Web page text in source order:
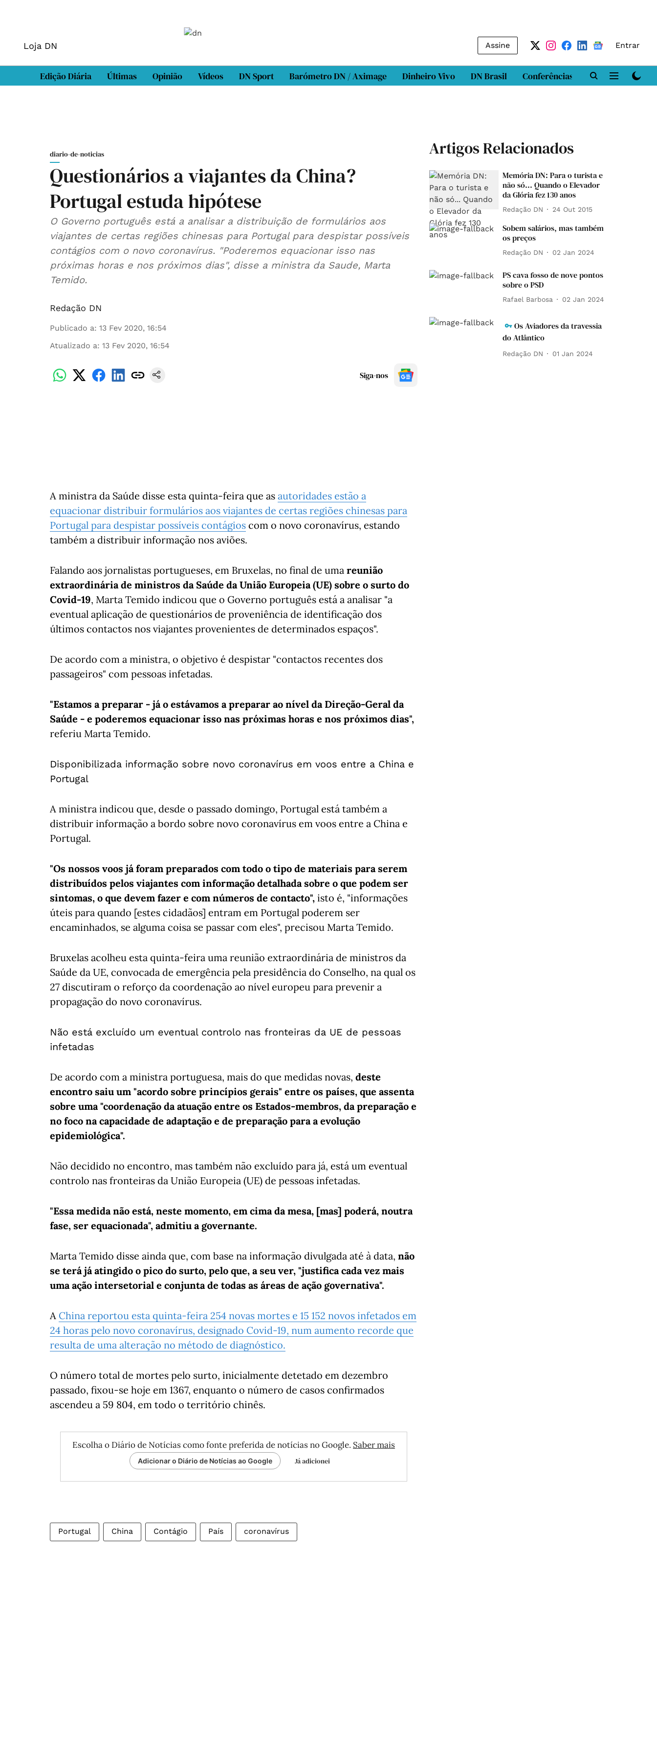
Loja DN Assine Entrar
Edição Diária Últimas Opinião Vídeos DN Sport Barómetro DN / Aximage Dinheiro Vivo DN Brasil Conferências DN LAB
diario-de-noticias
Questionários a viajantes da China?
Portugal estuda hipótese
O Governo português está a analisar a distribuição de formulários aos
viajantes de certas regiões chinesas para Portugal para despistar possíveis
contágios com o novo coronavírus. "Poderemos equacionar isso nas
próximas horas e nos próximos dias", disse a ministra da Saude, Marta
Temido.
Redação DN
Publicado a: 13 Fev 2020, 16:54
Atualizado a: 13 Fev 2020, 16:54
Siga-nos
A ministra da Saúde disse esta quinta-feira que as autoridades estão a
equacionar distribuir formulários aos viajantes de certas regiões chinesas para
Portugal para despistar possíveis contágios com o novo coronavírus, estando
também a distribuir informação nos aviões.
Falando aos jornalistas portugueses, em Bruxelas, no final de uma reunião
extraordinária de ministros da Saúde da União Europeia (UE) sobre o surto do
Covid-19, Marta Temido indicou que o Governo português está a analisar "a
eventual aplicação de questionários de proveniência de identificação dos
últimos contactos nos viajantes provenientes de determinados espaços".
De acordo com a ministra, o objetivo é despistar "contactos recentes dos
passageiros" com pessoas infetadas.
"Estamos a preparar - já o estávamos a preparar ao nível da Direção-Geral da
Saúde - e poderemos equacionar isso nas próximas horas e nos próximos dias",
referiu Marta Temido.
Disponibilizada informação sobre novo coronavírus em voos entre a China e
Portugal
A ministra indicou que, desde o passado domingo, Portugal está também a
distribuir informação a bordo sobre novo coronavírus em voos entre a China e
Portugal.
"Os nossos voos já foram preparados com todo o tipo de materiais para serem
distribuídos pelos viajantes com informação detalhada sobre o que podem ser
sintomas, o que devem fazer e com números de contacto", isto é, "informações
úteis para quando [estes cidadãos] entram em Portugal poderem ser
encaminhados, se alguma coisa se passar com eles", precisou Marta Temido.
Bruxelas acolheu esta quinta-feira uma reunião extraordinária de ministros da
Saúde da UE, convocada de emergência pela presidência do Conselho, na qual os
27 discutiram o reforço da coordenação ao nível europeu para prevenir a
propagação do novo coronavírus.
Não está excluído um eventual controlo nas fronteiras da UE de pessoas
infetadas
De acordo com a ministra portuguesa, mais do que medidas novas, deste
encontro saiu um "acordo sobre princípios gerais" entre os países, que assenta
sobre uma "coordenação da atuação entre os Estados-membros, da preparação e
no foco na capacidade de adaptação e de preparação para a evolução
epidemiológica".
Não decidido no encontro, mas também não excluído para já, está um eventual
controlo nas fronteiras da União Europeia (UE) de pessoas infetadas.
"Essa medida não está, neste momento, em cima da mesa, [mas] poderá, noutra
fase, ser equacionada", admitiu a governante.
Marta Temido disse ainda que, com base na informação divulgada até à data, não
se terá já atingido o pico do surto, pelo que, a seu ver, "justifica cada vez mais
uma ação intersetorial e conjunta de todas as áreas de ação governativa".
A China reportou esta quinta-feira 254 novas mortes e 15 152 novos infetados em
24 horas pelo novo coronavírus, designado Covid-19, num aumento recorde que
resulta de uma alteração no método de diagnóstico.
O número total de mortes pelo surto, inicialmente detetado em dezembro
passado, fixou-se hoje em 1367, enquanto o número de casos confirmados
ascendeu a 59 804, em todo o território chinês.
Escolha o Diário de Notícias como fonte preferida de notícias no Google. Saber mais
Adicionar o Diário de Notícias ao Google Já adicionei
Portugal China Contágio País coronavírus
Artigos Relacionados
Memória DN: Para o turista e
não só... Quando o Elevador
da Glória fez 130 anos
Redação DN 24 Out 2015
Sobem salários, mas também
os preços
Redação DN 02 Jan 2024
PS cava fosso de nove pontos
sobre o PSD
Rafael Barbosa 02 Jan 2024
Os Aviadores da travessia
do Atlântico
Redação DN 01 Jan 2024